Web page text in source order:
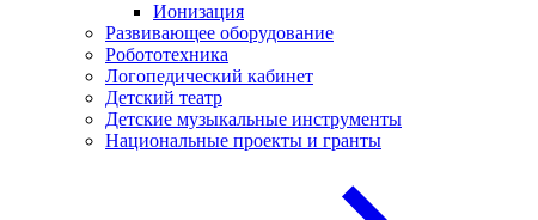
Ионизация
Развивающее оборудование
Робототехника
Логопедический кабинет
Детский театр
Детские музыкальные инструменты
Национальные проекты и гранты